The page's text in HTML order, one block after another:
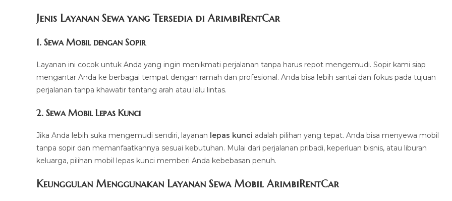
Jenis Layanan Sewa yang Tersedia di ArimbiRentCar
1. Sewa Mobil dengan Sopir
Layanan ini cocok untuk Anda yang ingin menikmati perjalanan tanpa harus repot mengemudi. Sopir kami siap
mengantar Anda ke berbagai tempat dengan ramah dan profesional. Anda bisa lebih santai dan fokus pada tujuan
perjalanan tanpa khawatir tentang arah atau lalu lintas.
2. Sewa Mobil Lepas Kunci
Jika Anda lebih suka mengemudi sendiri, layanan lepas kunci adalah pilihan yang tepat. Anda bisa menyewa mobil
tanpa sopir dan memanfaatkannya sesuai kebutuhan. Mulai dari perjalanan pribadi, keperluan bisnis, atau liburan
keluarga, pilihan mobil lepas kunci memberi Anda kebebasan penuh.
Keunggulan Menggunakan Layanan Sewa Mobil ArimbiRentCar